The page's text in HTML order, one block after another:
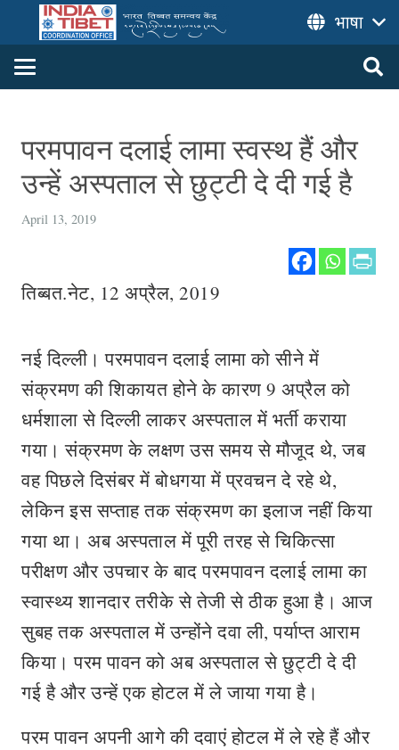
भाषा
परमपावन दलाई लामा स्वस्थ हैं और
उन्हें अस्पताल से छुट्टी दे दी गई है
April 13, 2019
तिब्बत.नेट, 12 अप्रैल, 2019
नई दिल्ली। परमपावन दलाई लामा को सीने में
संक्रमण की शिकायत होने के कारण 9 अप्रैल को
धर्मशाला से दिल्ली लाकर अस्पताल में भर्ती कराया
गया। संक्रमण के लक्षण उस समय से मौजूद थे, जब
वह पिछले दिसंबर में बोधगया में प्रवचन दे रहे थे,
लेकिन इस सप्ताह तक संक्रमण का इलाज नहीं किया
गया था। अब अस्पताल में पूरी तरह से चिकित्सा
परीक्षण और उपचार के बाद परमपावन दलाई लामा का
स्वास्थ्य शानदार तरीके से तेजी से ठीक हुआ है। आज
सुबह तक अस्पताल में उन्होंने दवा ली, पर्याप्त आराम
किया। परम पावन को अब अस्पताल से छुट्टी दे दी
गई है और उन्हें एक होटल में ले जाया गया है।
परम पावन अपनी आगे की दवाएं होटल में ले रहे हैं और